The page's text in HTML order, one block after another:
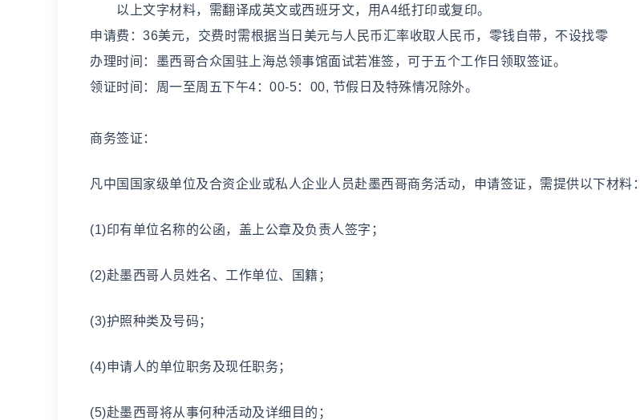
以上文字材料，需翻译成英文或西班牙文，用A4纸打印或复印。
申请费：36美元，交费时需根据当日美元与人民币汇率收取人民币，零钱自带，不设找零
办理时间：墨西哥合众国驻上海总领事馆面试若准签，可于五个工作日领取签证。
领证时间：周一至周五下午4：00-5：00, 节假日及特殊情况除外。
商务签证：
凡中国国家级单位及合资企业或私人企业人员赴墨西哥商务活动，申请签证，需提供以下材料：
(1)印有单位名称的公函，盖上公章及负责人签字；
(2)赴墨西哥人员姓名、工作单位、国籍；
(3)护照种类及号码；
(4)申请人的单位职务及现任职务；
(5)赴墨西哥将从事何种活动及详细目的；